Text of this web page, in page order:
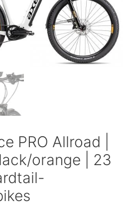
PRO Allroad |
orange | 23